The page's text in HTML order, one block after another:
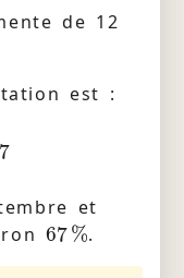
de 12
est :
et
67%
.